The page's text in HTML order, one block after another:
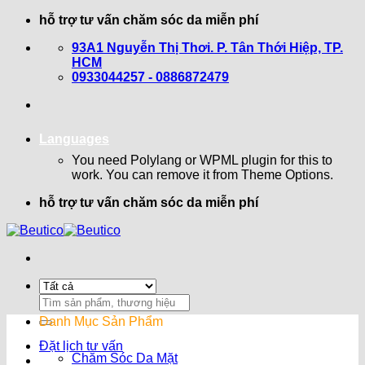
hỗ trợ tư vấn chăm sóc da miễn phí
93A1 Nguyễn Thị Thơi. P. Tân Thới Hiệp, TP.
HCM
0933044257 - 0886872479
Languages
You need Polylang or WPML plugin for this to
work. You can remove it from Theme Options.
hỗ trợ tư vấn chăm sóc da miễn phí
Search
for:
Đặt lịch tư vấn
Danh Mục Sản Phẩm
Chăm Sóc Da Mặt